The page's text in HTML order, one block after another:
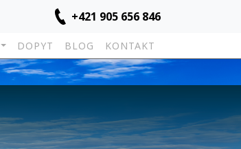
+421 905 656 846
DOPYT BLOG KONTAKT